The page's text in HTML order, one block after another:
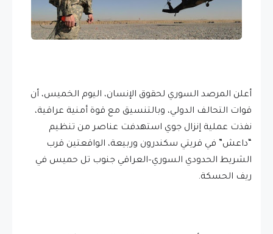
أعلن المرصد السوري لحقوق الإنسان، اليوم الخميس، أن
قوات التحالف الدولي، وبالتنسيق مع قوة أمنية عراقية،
نفذت عملية إنزال جوي استهدفت عناصر من تنظيم
“داعش” في قريتي سكندرون وربيعة، الواقعتين قرب
الشريط الحدودي السوري–العراقي جنوب تل حميس في
ريف الحسكة.